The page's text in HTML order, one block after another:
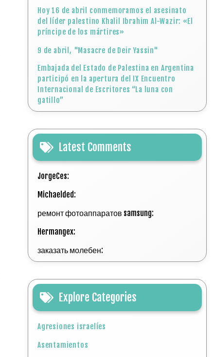
Hoy 16 de abril conmemoramos el asesinato
del líder palestino Khalil Ibrahim Al-Wazir: «El
príncipe de los mártires»
9 de abril, "Masacre de Deir Yassin"
Embajada del Estado de Palestina en Argentina
participó en la apertura del IX Encuentro
Internacional de Escritores “La luna con
gatillo”
Latest Comments
JorgeCes:
Michaelded:
ремонт фотоаппаратов samsung:
Hermangex:
заказать молебен:
Explore Categories
Agresiones israelíes
Asentamientos